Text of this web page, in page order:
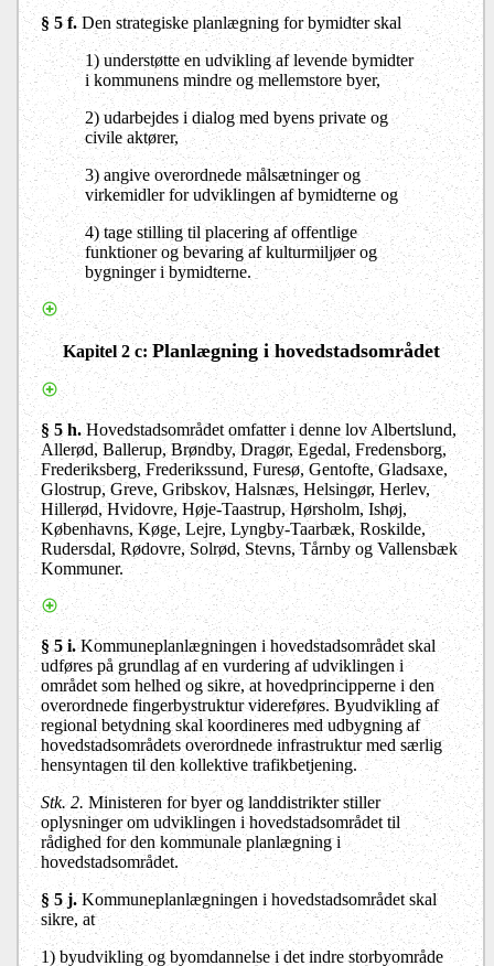
§ 5 f.Den strategiske planlægning for bymidter skal
1) understøtte en udvikling af levende bymidter
i kommunens mindre og mellemstore byer,
2) udarbejdes i dialog med byens private og
civile aktører,
3) angive overordnede målsætninger og
virkemidler for udviklingen af bymidterne og
4) tage stilling til placering af offentlige
funktioner og bevaring af kulturmiljøer og
bygninger i bymidterne.
Kapitel 2 c: Planlægning i hovedstadsområdet
§ 5 h.Hovedstadsområdet omfatter i denne lov Albertslund,
Allerød, Ballerup, Brøndby, Dragør, Egedal, Fredensborg,
Frederiksberg, Frederikssund, Furesø, Gentofte, Gladsaxe,
Glostrup, Greve, Gribskov, Halsnæs, Helsingør, Herlev,
Hillerød, Hvidovre, Høje-Taastrup, Hørsholm, Ishøj,
Københavns, Køge, Lejre, Lyngby-Taarbæk, Roskilde,
Rudersdal, Rødovre, Solrød, Stevns, Tårnby og Vallensbæk
Kommuner.
§ 5 i. Kommuneplanlægningen i hovedstadsområdet skal
udføres på grundlag af en vurdering af udviklingen i
området som helhed og sikre, at hovedprincipperne i den
overordnede fingerbystruktur videreføres. Byudvikling af
regional betydning skal koordineres med udbygning af
hovedstadsområdets overordnede infrastruktur med særlig
hensyntagen til den kollektive trafikbetjening.
Stk. 2. Ministeren for byer og landdistrikter stiller
oplysninger om udviklingen i hovedstadsområdet til
rådighed for den kommunale planlægning i
hovedstadsområdet.
§ 5 j. Kommuneplanlægningen i hovedstadsområdet skal
sikre, at
1) byudvikling og byomdannelse i det indre storbyområde